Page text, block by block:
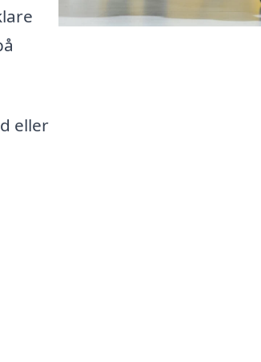
eller